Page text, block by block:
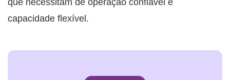
capacidade flexível.